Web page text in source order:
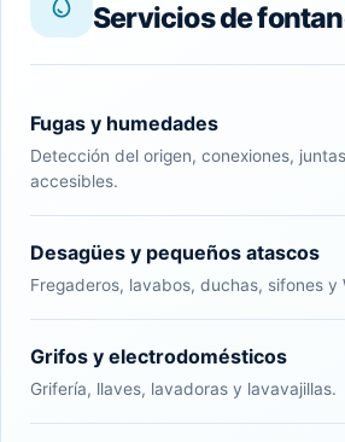
Servicios de
Fugas y humedades
Detección del origen, conexiones,
accesibles.
Desagües y pequeños atascos
Fregaderos, lavabos, duchas, sifones y
Grifos y electrodomésticos
Grifería, llaves, lavadoras y lavavajillas.